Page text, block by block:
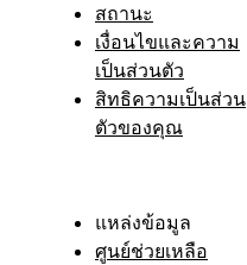
สถานะ
เงื่อนไขและความ
เป็นส่วนตัว
สิทธิความเป็นส่วน
ตัวของคุณ
แหล่งข้อมูล
ศูนย์ช่วยเหลือ